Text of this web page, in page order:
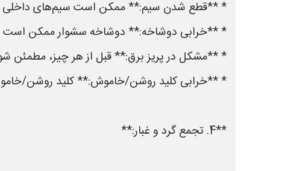
* **قطع شدن سیم:** ممکن است سیم‌های داخلی
* **خرابی دوشاخه:** دوشاخه سشوار ممکن است
* **مشکل در پریز برق:** قبل از هر چیز، مطمئن
* **خرابی کلید روشن/خاموش:** کلید روشن/
**4. تجمع گرد و غبار:**